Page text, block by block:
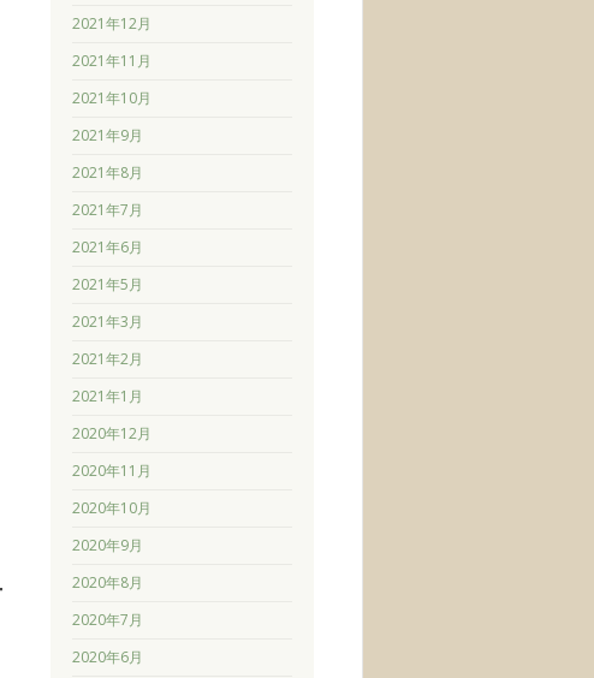
2021年12月
2021年11月
2021年10月
2021年9月
2021年8月
2021年7月
2021年6月
2021年5月
2021年3月
2021年2月
2021年1月
2020年12月
2020年11月
2020年10月
2020年9月
2020年8月
2020年7月
2020年6月